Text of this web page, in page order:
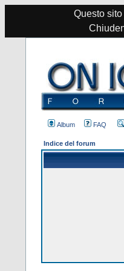
Questo
Album FAQ
Indice del forum